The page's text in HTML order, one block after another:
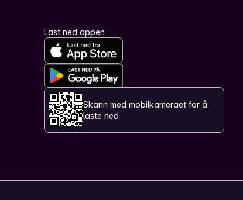
Last ned appen
Skann med mobilkameraet for å
laste ned